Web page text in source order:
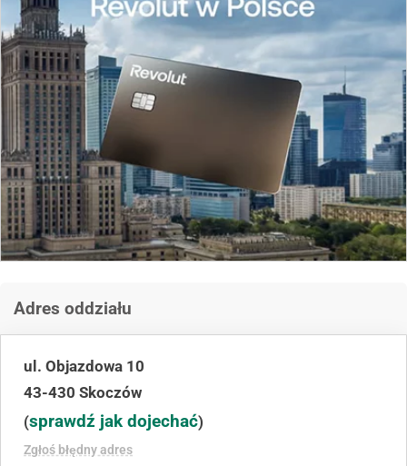
Adres oddziału
ul. Objazdowa 10
43-430 Skoczów
(sprawdź jak dojechać)
Zgłoś błędny adres